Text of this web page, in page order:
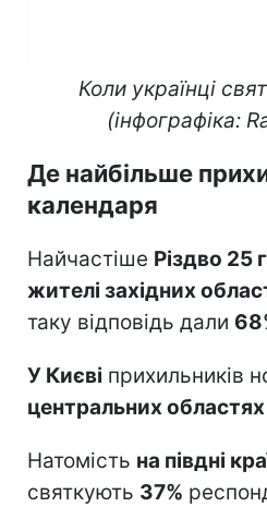
Коли українці
(інфографіка:
Де найбільше
календаря
Найчастіше Різдво 25
жителі західних
таку відповідь дали
У Києві прихильників
центральних областях
Натомість на півдні
святкують 37%